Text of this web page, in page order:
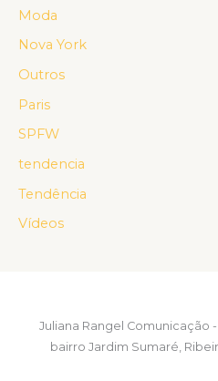
Moda
Nova York
Outros
Paris
SPFW
tendencia
Tendência
Vídeos
Juliana Rangel Comunicação -
bairro Jardim Sumaré,